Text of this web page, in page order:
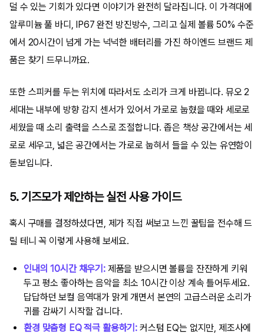
덜 수 있는 기회가 있다면 이야기가 완전히 달라집니다. 이 가격대에
알루미늄 풀 바디, IP67 완전 방진방수, 그리고 실제 볼륨 50% 수준
에서 20시간이 넘게 가는 넉넉한 배터리를 가진 하이엔드 브랜드 제
품은 찾기 드무니까요.
또한 스피커를 두는 위치에 따라서도 소리가 크게 바뀝니다. 뮤오 2
세대는 내부에 방향 감지 센서가 있어서 가로로 눕혔을 때와 세로로
세웠을 때 소리 출력을 스스로 조절합니다. 좁은 책상 공간에서는 세
로로 세우고, 넓은 공간에서는 가로로 눕혀서 들을 수 있는 유연함이
돋보입니다.
5. 기즈모가 제안하는 실전 사용 가이드
혹시 구매를 결정하셨다면, 제가 직접 써보고 느낀 꿀팁을 전수해 드
릴 테니 꼭 이렇게 사용해 보세요.
인내의 10시간 채우기:제품을 받으시면 볼륨을 잔잔하게 키워
두고 평소 좋아하는 음악을 최소 10시간 이상 계속 틀어두세요.
답답하던 보컬 음역대가 맑게 개면서 본연의 고급스러운 소리가
귀를 감싸기 시작할 겁니다.
환경 맞춤형 EQ 적극 활용하기: 커스텀 EQ는 없지만, 제조사에